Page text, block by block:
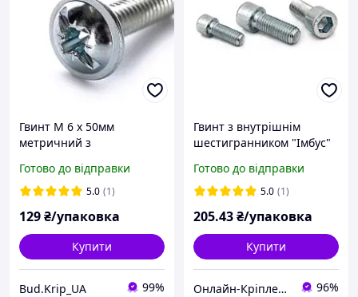
Гвинт М 6 х 50мм
метричний з
прес-шайбою DIN 967 кл.
міц. 4,8 цинк білий ( 25
Готово до відправки
5.0 (1)
129₴/упаковка
Купити
Bud.Krip_UA 99%
Гвинт з внутрішнім
шестигранником "Імбус"
(200шт)
Готово до відправки
5.0 (1)
205.43₴/упаковка
Купити
Онлайн-Кріплення 96%